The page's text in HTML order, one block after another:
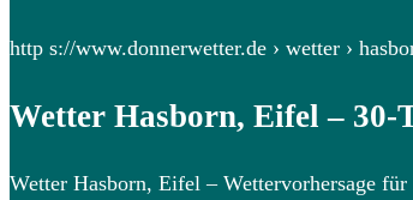
http s://www.donnerwetter.de › wetter ›
Wetter Hasborn, Eifel – 30-
Wetter Hasborn, Eifel – Wettervorhersage